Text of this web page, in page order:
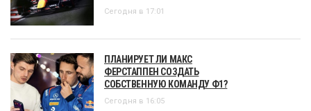
Сегодня в 17:01
ПЛАНИРУЕТ ЛИ МАКС
ФЕРСТАППЕН СОЗДАТЬ
СОБСТВЕННУЮ КОМАНДУ Ф1?
Сегодня в 16:05